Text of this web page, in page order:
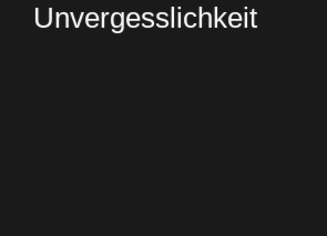
Unvergesslichkeit